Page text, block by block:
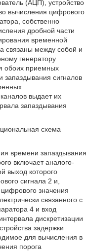
(АЦП), устройство
вычисления цифрового
собственно
дробной части
временной
связаны между собой и
генератору
обоих приемных
запаздывания сигналов
выдает их
запаздывания
схема
времени запаздывания
включает аналого-
выход которого
сигнала 2 и,
значения
связанного с
4 и вход
дискретизации
задержки
для вычисления в
порога